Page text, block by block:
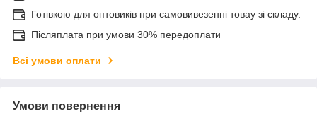
Готівкою для оптовиків при самовивезенні товау зі складу.
Післяплата при умови 30% передоплати
Всі умови оплати
Умови повернення